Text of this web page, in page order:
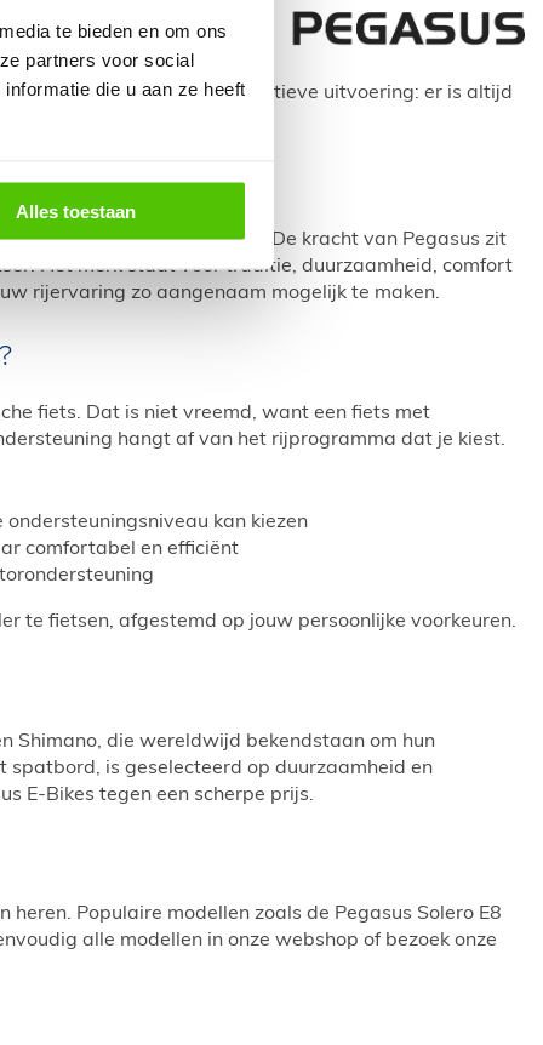
te bieden en om ons
partners voor social
die u aan ze heeft
Alles toestaan
Pegasus
u nu kiest
versnellingen of een sportieve uitvoering: er is altijd
een faire prijs
concessies aan kwaliteit. De kracht van Pegasus zit
Het merk staat voor traditie, duurzaamheid, comfort
rijervaring zo aangenaam mogelijk te maken.
fiets. Dat is niet vreemd, want een fiets met
hangt af van het rijprogramma dat je kiest.
kan kiezen
comfortabel en efficiënt
te fietsen, afgestemd op jouw persoonlijke voorkeuren.
Shimano, die wereldwijd bekendstaan om hun
is geselecteerd op duurzaamheid en
E-Bikes tegen een scherpe prijs.
Populaire modellen zoals de Pegasus Solero E8
alle modellen in onze webshop of bezoek onze